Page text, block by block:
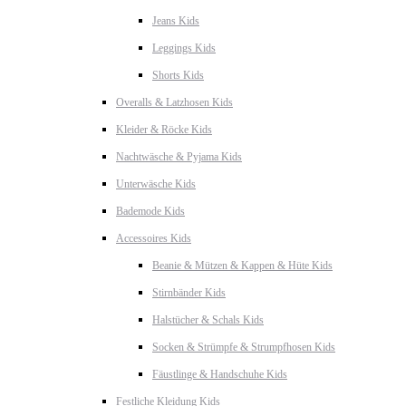
Jeans Kids
Leggings Kids
Shorts Kids
Overalls & Latzhosen Kids
Kleider & Röcke Kids
Nachtwäsche & Pyjama Kids
Unterwäsche Kids
Bademode Kids
Accessoires Kids
Beanie & Mützen & Kappen & Hüte Kids
Stirnbänder Kids
Halstücher & Schals Kids
Socken & Strümpfe & Strumpfhosen Kids
Fäustlinge & Handschuhe Kids
Festliche Kleidung Kids